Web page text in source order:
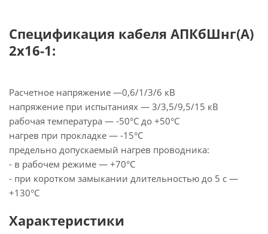
Спецификация кабеля АПКбШнг(А)
2х16-1:
Расчетное напряжение —0,6/1/3/6 кВ
напряжение при испытаниях — 3/3,5/9,5/15 кВ
рабочая температура — -50°С до +50°С
нагрев при прокладке — -15°С
предельно допускаемый нагрев проводника:
- в рабочем режиме — +70°С
- при коротком замыкании длительностью до 5 с —
+130°С
Характеристики